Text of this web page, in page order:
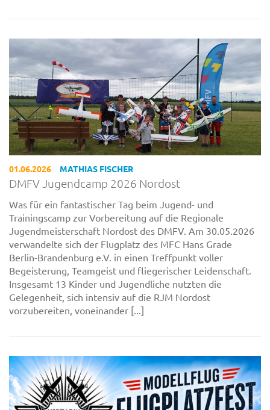
01.06.2026 MATHIAS FISCHER
DMFV Jugendcamp 2026 Nordost
Was für ein fantastischer Tag beim Jugend- und
Trainingscamp zur Vorbereitung auf die Regionale
Jugendmeisterschaft Nordost des DMFV. Am 30.05.2026
verwandelte sich der Flugplatz des MFC Hans Grade
Berlin-Brandenburg e.V. in einen Treffpunkt voller
Begeisterung, Teamgeist und fliegerischer Leidenschaft.
Insgesamt 13 Kinder und Jugendliche nutzten die
Gelegenheit, sich intensiv auf die RJM Nordost
vorzubereiten, voneinander [...]